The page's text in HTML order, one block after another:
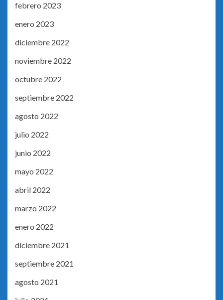
febrero 2023
enero 2023
diciembre 2022
noviembre 2022
octubre 2022
septiembre 2022
agosto 2022
julio 2022
junio 2022
mayo 2022
abril 2022
marzo 2022
enero 2022
diciembre 2021
septiembre 2021
agosto 2021